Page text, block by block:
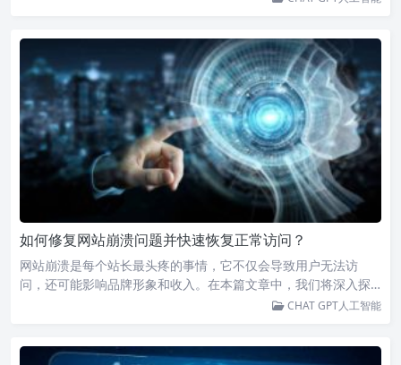
如何修复网站崩溃问题并快速恢复正常访问？
网站崩溃是每个站长最头疼的事情，它不仅会导致用户无法访
问，还可能影响品牌形象和收入。在本篇文章中，我们将深入探…
CHAT GPT人工智能